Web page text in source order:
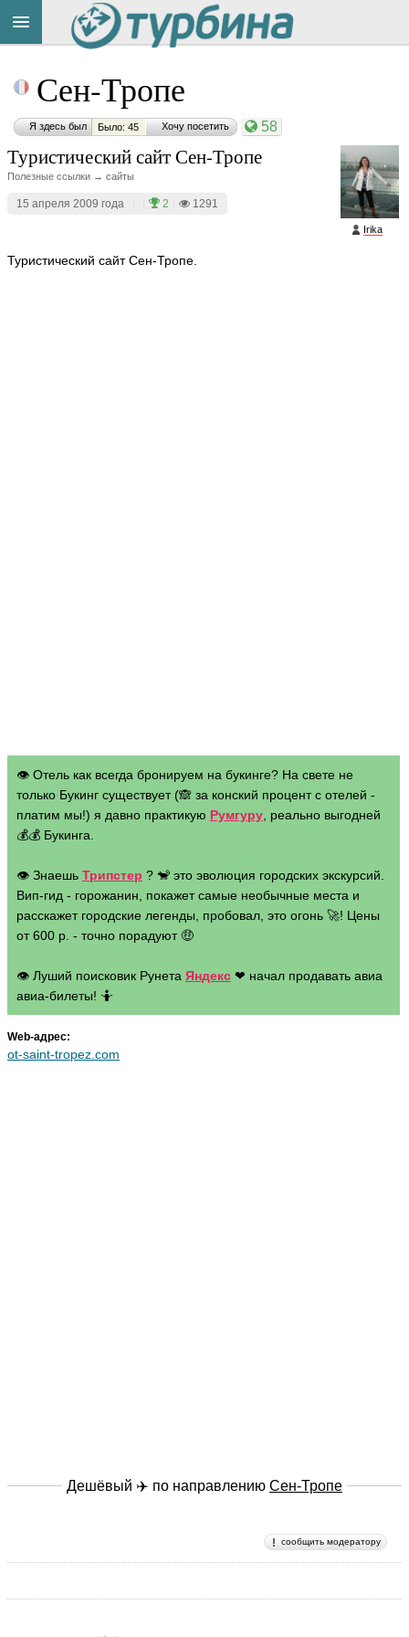
Сен-Тропе
Я здесь был Было: 45 Хочу посетить 58
Irika
Туристический сайт Сен-Тропе
Полезные ссылки → сайты
15 апреля 2009 года 2 1291
Туристический сайт Сен-Тропе.
👁 Отель как всегда бронируем на букинге? На свете не
только Букинг существует (🙈 за конский процент с отелей -
платим мы!) я давно практикую Румгуру , реально выгодней
💰💰 Букинга.
👁 Знаешь Трипстер ? 🐒 это эволюция городских экскурсий.
Вип-гид - горожанин, покажет самые необычные места и
расскажет городские легенды, пробовал, это огонь 🚀! Цены
от 600 р. - точно порадуют 🤑
👁 Луший поисковик Рунета Яндекс ❤ начал продавать авиа
авиа-билеты! 🤷
Web-адрес:
ot-saint-tropez.com
Дешёвый ✈️ по направлению Сен-Тропе
сообщить модератору
на
сайте: